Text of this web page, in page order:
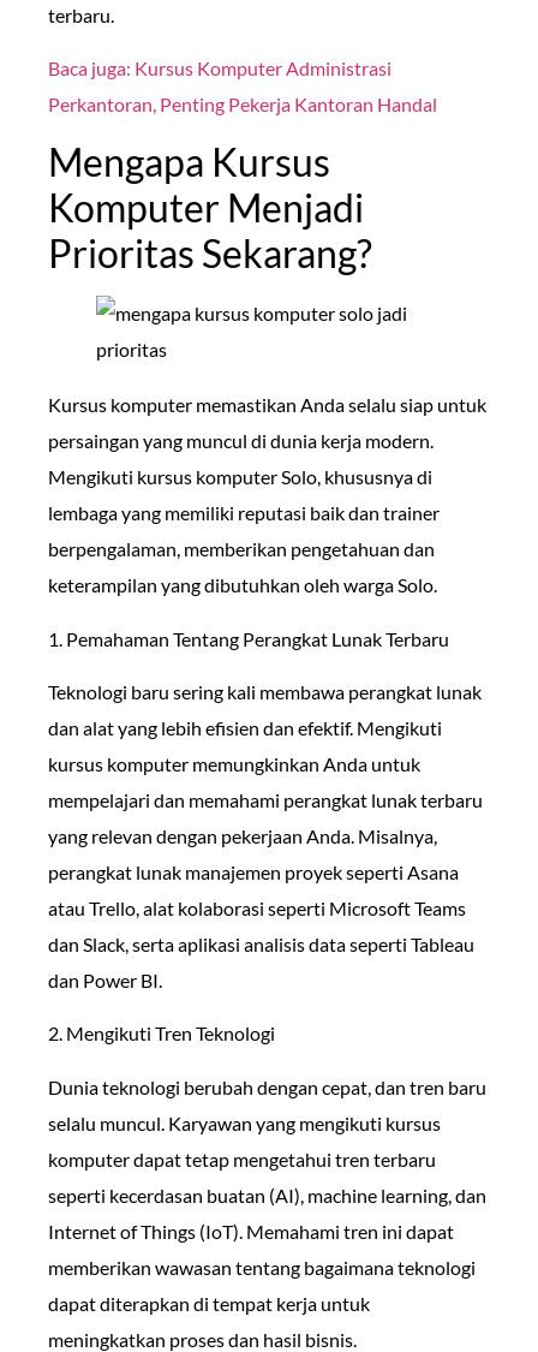
terbaru.
Baca juga: Kursus Komputer Administrasi
Perkantoran, Penting Pekerja Kantoran Handal
Mengapa Kursus
Komputer Menjadi
Prioritas Sekarang?
Kursus komputer memastikan Anda selalu siap untuk
persaingan yang muncul di dunia kerja modern.
Mengikuti kursus komputer Solo, khususnya di
lembaga yang memiliki reputasi baik dan trainer
berpengalaman, memberikan pengetahuan dan
keterampilan yang dibutuhkan oleh warga Solo.
1. Pemahaman Tentang Perangkat Lunak Terbaru
Teknologi baru sering kali membawa perangkat lunak
dan alat yang lebih efisien dan efektif. Mengikuti
kursus komputer memungkinkan Anda untuk
mempelajari dan memahami perangkat lunak terbaru
yang relevan dengan pekerjaan Anda. Misalnya,
perangkat lunak manajemen proyek seperti Asana
atau Trello, alat kolaborasi seperti Microsoft Teams
dan Slack, serta aplikasi analisis data seperti Tableau
dan Power BI.
2. Mengikuti Tren Teknologi
Dunia teknologi berubah dengan cepat, dan tren baru
selalu muncul. Karyawan yang mengikuti kursus
komputer dapat tetap mengetahui tren terbaru
seperti kecerdasan buatan (AI), machine learning, dan
Internet of Things (IoT). Memahami tren ini dapat
memberikan wawasan tentang bagaimana teknologi
dapat diterapkan di tempat kerja untuk
meningkatkan proses dan hasil bisnis.